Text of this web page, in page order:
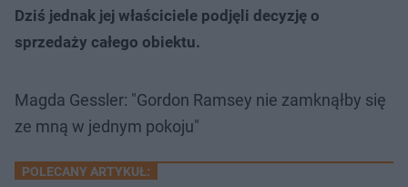
Dziś jednak jej właściciele podjęli decyzję o
sprzedaży całego obiektu.
Magda Gessler: "Gordon Ramsey nie zamknąłby się
ze mną w jednym pokoju"
POLECANY ARTYKUŁ: